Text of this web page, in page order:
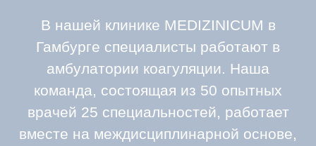
В нашей клинике MEDIZINICUM в
Гамбурге специалисты работают в
амбулатории коагуляции. Наша
команда, состоящая из 50 опытных
врачей 25 специальностей, работает
вместе на междисциплинарной основе,